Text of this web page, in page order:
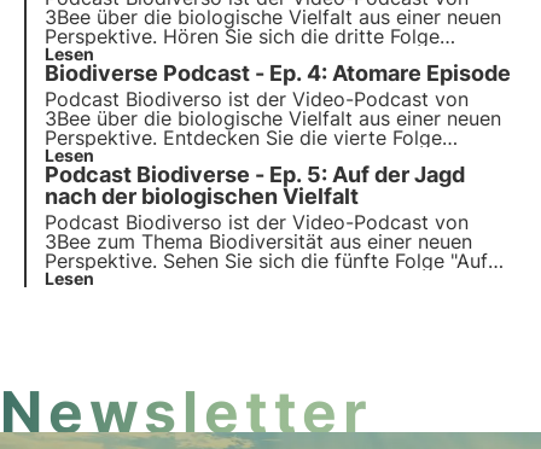
3Bee über die biologische Vielfalt aus einer neuen
Perspektive. Hören Sie sich die dritte Folge
"Klimaaktion oder Ablenkung?" an, in der die
Moderatorin Marta Maroglio das Thema
Klimaaktivismus und die Beweggründe für globale
Proteste untersucht.
Lesen
Biodiverse Podcast - Ep. 4: Atomare Episode
Podcast Biodiverso ist der Video-Podcast von
3Bee über die biologische Vielfalt aus einer neuen
Perspektive. Entdecken Sie die vierte Folge
"Puntata Atomica. Kernenergie zwischen
Katastrophen und Lösungen", die das Thema
Kernenergie mit Gastgeber Luca Romano, bekannt
als der Atom Advocate, erforscht.
Lesen
Podcast Biodiverse - Ep. 5: Auf der Jagd
nach der biologischen Vielfalt
Podcast Biodiverso ist der Video-Podcast von
3Bee zum Thema Biodiversität aus einer neuen
Perspektive. Sehen Sie sich die fünfte Folge "Auf
der Jagd nach der Artenvielfalt" an, in der
Lesen
Newsletter